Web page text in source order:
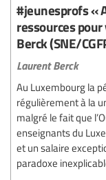
#jeunesprofs «
ressources
Berck (SNE/
Laurent Berck
Au Luxembourg la
régulièrement à la
malgré le fait que
enseignants du
et un salaire
paradoxe